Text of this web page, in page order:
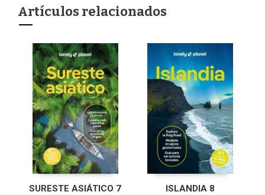
Artículos relacionados
SURESTE ASIÁTICO 7 ISLANDIA 8